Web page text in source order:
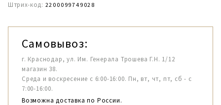
Штрих-код: 2200099749028
Самовывоз:
г. Краснодар, ул. Им. Генерала Трошева Г.Н. 1/12
магазин 38.
Среда и воскресение с 6:00-16:00. Пн, вт, чт, пт, сб - с
7:00-16:00.
Возможна доставка по России.